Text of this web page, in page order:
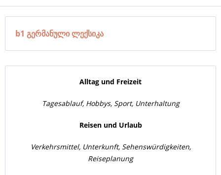
b1 გერმანული ლექსიკა
Alltag und Freizeit
Tagesablauf, Hobbys, Sport, Unterhaltung
Reisen und Urlaub
Verkehrsmittel, Unterkunft, Sehenswürdigkeiten,
Reiseplanung